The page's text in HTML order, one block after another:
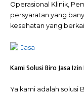
Operasional Klinik,
persyaratan yang
kesehatan yang
Kami Solusi Biro Jasa
Ya kami adalah solusi